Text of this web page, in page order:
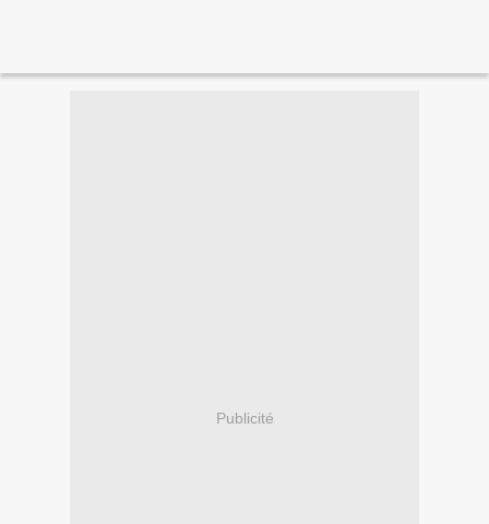
Publicité